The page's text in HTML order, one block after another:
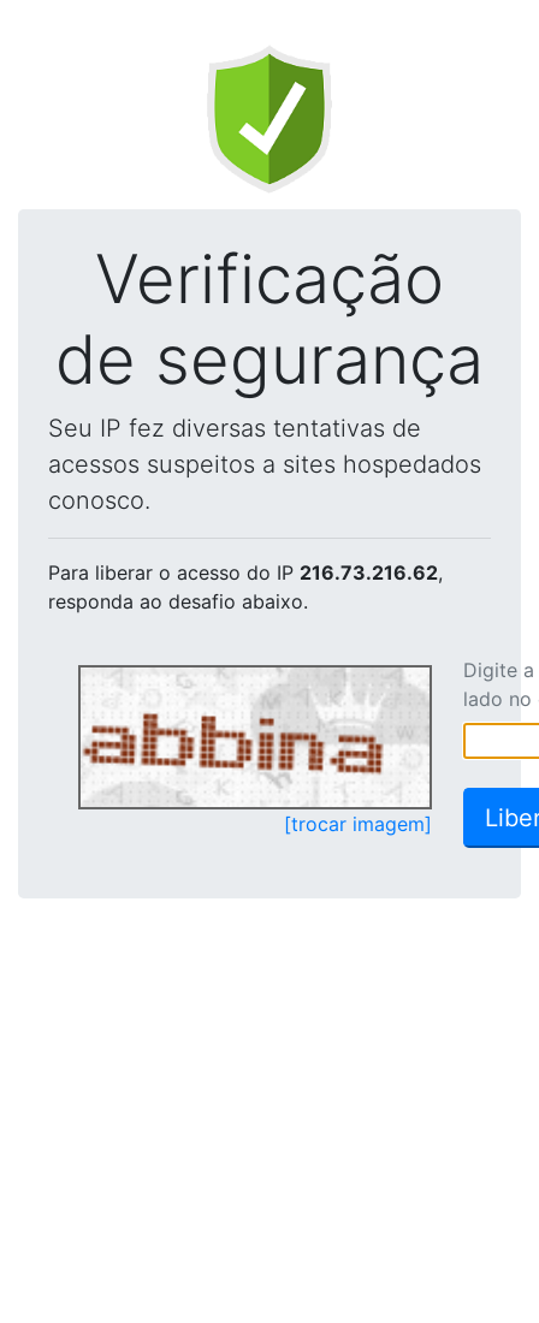
Verificação
de segurança
Seu IP fez diversas tentativas de
acessos suspeitos a sites hospedados
conosco.
Para liberar o acesso do IP 216.73.216.62,
responda ao desafio abaixo.
[trocar imagem]
Digite
lado no